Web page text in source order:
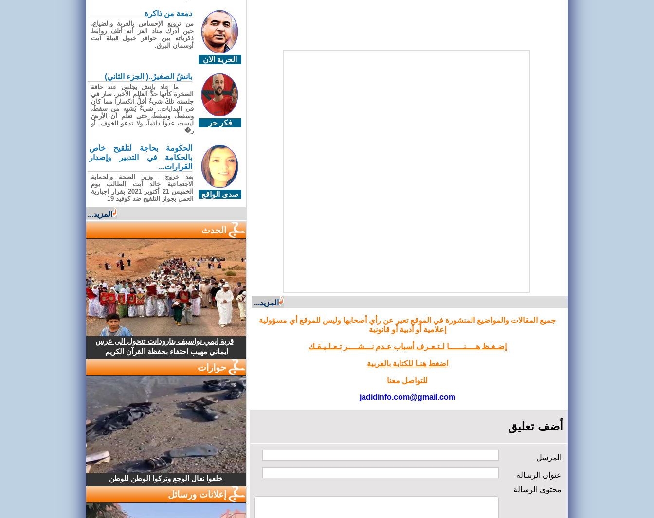
المزيد...
جميع المقالات والمواضيع المنشورة في الموقع تعبر عن رأي أصحابها وليس للموقع أي مسؤولية
إعلامية أو أدبية أو قانونية
إضـغـظ هــــنــــــا لـتـعـرف أسباب عـدم نـــشــــر تـعـلـيـقـك
اضغط هنـا للكتابة بالعربية
للتواصل معنا
jadidinfo.com@gmail.com
أضف تعليق
المرسل
عنوان الرسالة
محتوى الرسالة
الحرية الان
دمعة من ذاكرة
من ترويع الإحساس بالغربة والضياع،
حين أدرك مناد العز أنه أتلف روابط
ذكرياته بين حوافر خيول قبيلة آيت
أوسمان البرق.
فكر حر
بانشُ الصغيرُ..( الجزء الثاني)
ما عاد بانش يجلس عند حافة
الصخرة كأنها حدُّ العالم الأخير. صار في
جلسته تلكَ شيءٌ أقلُّ انكساراً مما كان
في البدايات.. شيءٌ يُشبِه من سقطَ،
وسقطَ، وسقطَ، حتى تعلّم أن الأرضَ
ليست عدواً دائماً، ولا تدعو للخوف. أو
ر�
صدى الواقع
الحكومة بحاجة لتلقيح خاص
بالحكامة في التدبير وإصدار
القرارات...
بعد خروج وزير الصحة والحماية
الاجتماعية خالد أبت الطالب يوم
الخميس 21 أكتوبر 2021 بقرار اجبارية
العمل بجواز التلقيح ضد كوفيد 19
المزيد...
الحدث
قرية إيمي نواسيف بتارودانت تتحول الى عرس
ايماني مهيب احتفاء بحفظة القرآن الكريم
حوارات
خلعوا نعال الوجع وتركوا الوطن للوطن
إعلانات ورسائل